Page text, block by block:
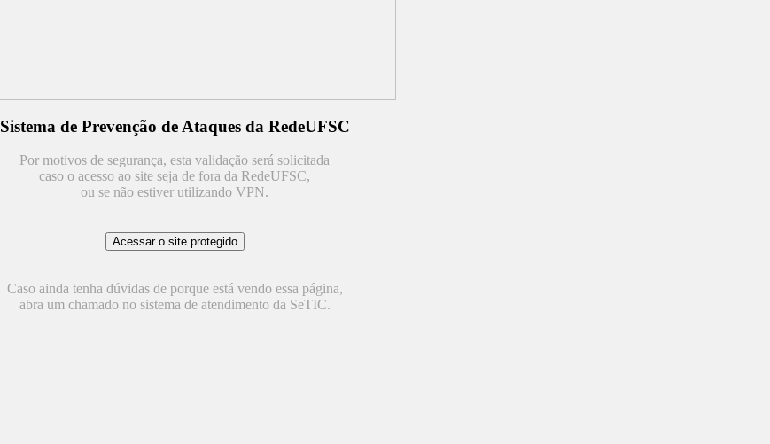
Sistema de Prevenção de Ataques da RedeUFSC
Por motivos de segurança, esta validação será solicitada
caso o acesso ao site seja de fora da RedeUFSC,
ou se não estiver utilizando VPN.
Caso ainda tenha dúvidas de porque está vendo essa página,
abra um chamado no sistema de atendimento da SeTIC.